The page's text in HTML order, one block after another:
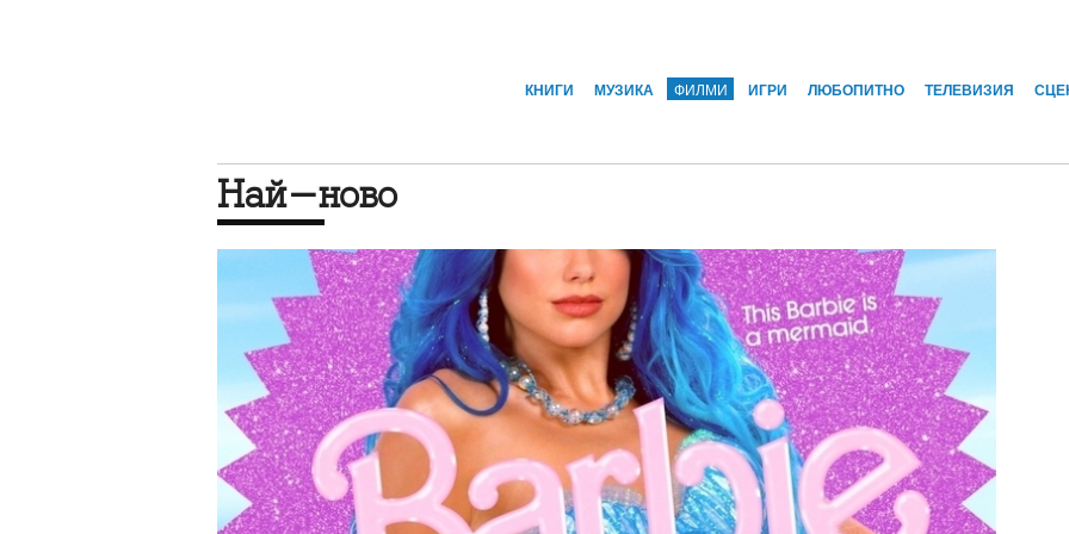
КНИГИ МУЗИКА ФИЛМИ ИГРИ ЛЮБОПИТНО ТЕЛЕВИЗИЯ
Най-ново